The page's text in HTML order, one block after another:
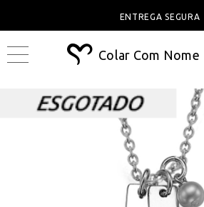
ENTREGA SEGURA
Colar Com Nome